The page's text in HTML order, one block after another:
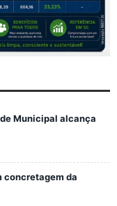
Municipal alcança
concretagem da